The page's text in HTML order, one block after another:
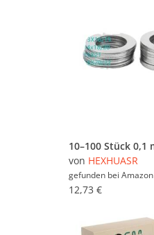
von HEXHUASR
gefunden bei Amazon
12,73 €